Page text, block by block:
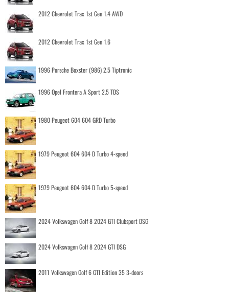
2012 Chevrolet Trax 1st Gen 1.4 AWD
2012 Chevrolet Trax 1st Gen 1.6
1996 Porsche Boxster (986) 2.5 Tiptronic
1996 Opel Frontera A Sport 2.5 TDS
1980 Peugeot 604 604 GRD Turbo
1979 Peugeot 604 604 D Turbo 4-speed
1979 Peugeot 604 604 D Turbo 5-speed
2024 Volkswagen Golf 8 2024 GTI Clubsport DSG
2024 Volkswagen Golf 8 2024 GTI DSG
2011 Volkswagen Golf 6 GTI Edition 35 3-doors